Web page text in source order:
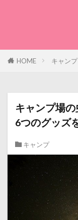
HOME キャンプ
キャンプ場
6つのグッズ
キャンプ